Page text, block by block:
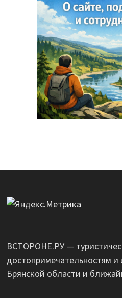
ВСТОРОНЕ.РУ —
достопримечательностям
Брянской области и